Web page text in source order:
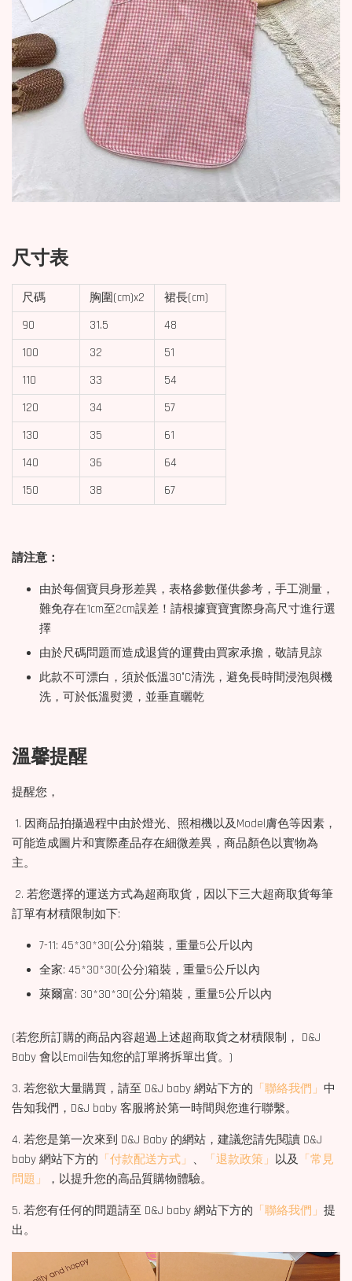
尺寸表
尺碼 胸圍(cm)x2
裙長(cm)
90
31.5
48
100
32
51
110
33
54
120
34
57
130
35
61
140
36
64
150
38 67
請注意：
由於每個寶貝身形差異，表格參數僅供參考，手工測量，
難免存在1cm至2cm誤差！請根據寶寶實際身高尺寸進行選
擇
由於尺碼問題而造成退貨的運費由買家承擔，敬請見諒
此款不可漂白，須於低溫30°C清洗，避免長時間浸泡與機
洗，可於低溫熨燙，並垂直曬乾
溫馨提醒
提醒您，
1. 因商品拍攝過程中由於燈光、照相機以及Model膚色等因素，
可能造成圖片和實際產品存在細微差異，商品顏色以實物為
主。
2. 若您選擇的運送方式為超商取貨，因以下三大超商取貨每筆
訂單有材積限制如下:
7-11: 45*30*30(公分)箱裝，重量5公斤以內
全家: 45*30*30(公分)箱裝，重量5公斤以內
萊爾富: 30*30*30(公分)箱裝，重量5公斤以內
(若您所訂購的商品內容超過上述超商取貨之材積限制， D&J
Baby 會以Email告知您的訂單將拆單出貨。)
3. 若您欲大量購買，請至 D&J baby 網站下方的 「聯絡我們」 中
告知我們，D&J baby 客服將於第一時間與您進行聯繫。
4. 若您是第一次來到 D&J Baby 的網站，建議您請先閱讀 D&J
baby 網站下方的 「付款配送方式」 、 「退款政策」 以及 「常見
問題」
，以提升您的高品質購物體驗。
5. 若您有任何的問題請至 D&J baby 網站下方的 「聯絡我們」 提
出。